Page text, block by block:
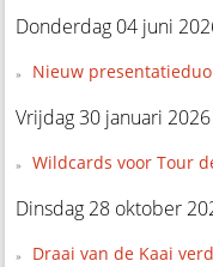
Donderdag 04 juni
Nieuw
Vrijdag 30 januari 2026
Wildcards voor Tour
Dinsdag 28 oktober
Draai van de Kaai